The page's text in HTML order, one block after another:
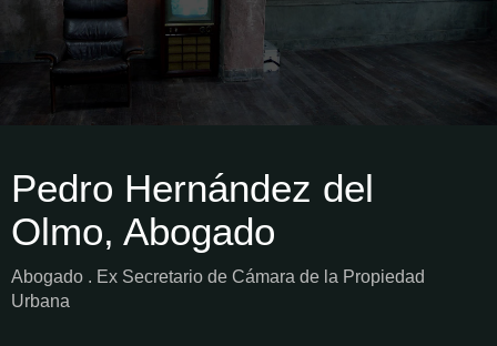
Pedro Hernández del
Olmo, Abogado
Abogado . Ex Secretario de Cámara de la Propiedad
Urbana